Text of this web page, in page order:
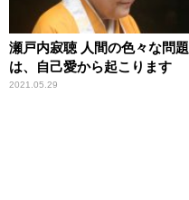
瀬戸内寂聴 人間の色々な問題
は、自己愛から起こります
2021.05.29